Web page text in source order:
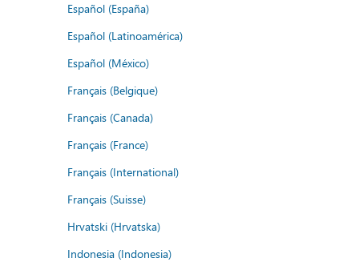
Español (España)
Español (Latinoamérica)
Español (México)
Français (Belgique)
Français (Canada)
Français (France)
Français (International)
Français (Suisse)
Hrvatski (Hrvatska)
Indonesia (Indonesia)